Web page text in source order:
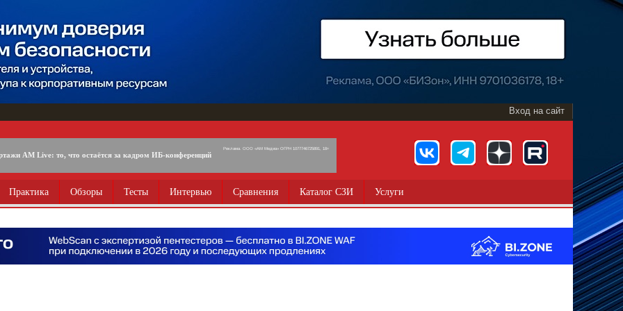
Вход на сайт
AM Live: то, что остаётся за кадром ИБ-конференций
Реклама. ООО «АМ Медиа» ОГРН 1077746725891, 18+
Практика Обзоры Тесты Интервью Сравнения Каталог СЗИ Услуги